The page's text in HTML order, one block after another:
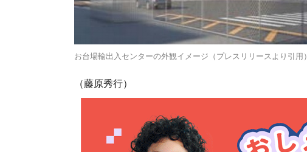
お台場輸出入センターの外観イメージ（プレスリリースより引用）
（藤原秀行）